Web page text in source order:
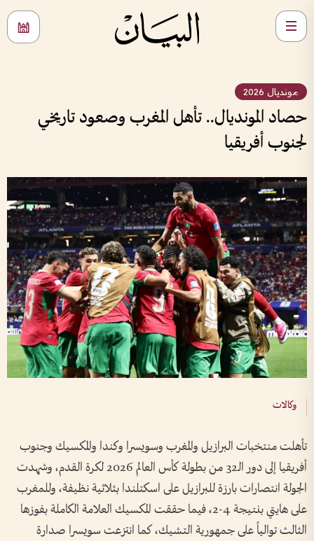
مونديال 2026
حصاد المونديال.. تأهل المغرب وصعود تاريخي
لجنوب أفريقيا
وكالات
تأهلت منتخبات البرازيل والمغرب وسويسرا وكندا والمكسيك وجنوب
أفريقيا إلى دور الـ32 من بطولة كأس العالم 2026 لكرة القدم، وشهدت
الجولة انتصارات بارزة للبرازيل على اسكتلندا بثلاثية نظيفة، وللمغرب
على هايتي بنتيجة 4-2، فيما حققت المكسيك العلامة الكاملة بفوزها
الثالث توالياً على جمهورية التشيك، كما انتزعت سويسرا صدارة